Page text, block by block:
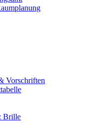
Vorschriften
Brille